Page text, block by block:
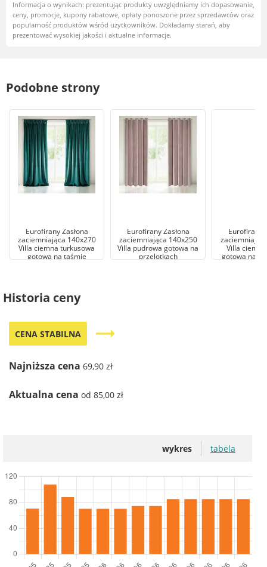
Informacja o wynikach: prezentując produkty uwzględniamy ich dopasowanie,
ceny, promocje, kupony rabatowe, opłaty ponoszone przez sprzedawców oraz
popularność produktów wśród użytkowników. Dokładamy starań, aby
prezentować wysokiej jakości i aktualne informacje.
Podobne strony
Eurofirany Zasłona
zaciemniająca 140x270
Villa ciemna turkusowa
gotowa na taśmie
Eurofirany Zasłona
zaciemniająca 140x250
Villa pudrowa gotowa na
przelotkach
Eurofirany
Villa
gotowa na
Historia ceny
CENA STABILNA trending_flat
Najniższa cena 69,90 zł
Aktualna cena od 85,00 zł
wykres tabela